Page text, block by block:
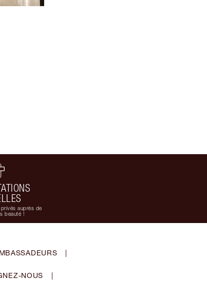
auprès de
beauté !
|
NOUS |